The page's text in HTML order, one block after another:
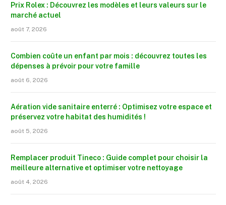
Prix Rolex : Découvrez les modèles et leurs valeurs sur le
marché actuel
août 7, 2026
Combien coûte un enfant par mois : découvrez toutes les
dépenses à prévoir pour votre famille
août 6, 2026
Aération vide sanitaire enterré : Optimisez votre espace et
préservez votre habitat des humidités !
août 5, 2026
Remplacer produit Tineco : Guide complet pour choisir la
meilleure alternative et optimiser votre nettoyage
août 4, 2026